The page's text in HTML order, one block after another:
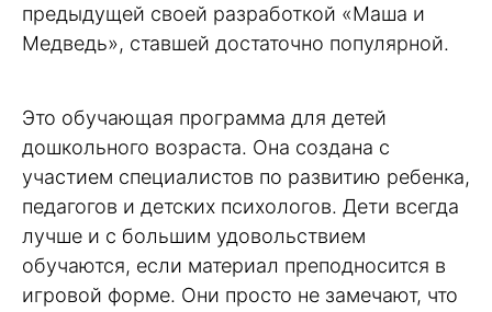
предыдущей своей разработкой «Маша и
Медведь», ставшей достаточно популярной.
Это обучающая программа для детей
дошкольного возраста. Она создана с
участием специалистов по развитию ребенка,
педагогов и детских психологов. Дети всегда
лучше и с большим удовольствием
обучаются, если материал преподносится в
игровой форме. Они просто не замечают, что